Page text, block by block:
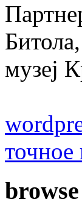
музеј
точное
browse